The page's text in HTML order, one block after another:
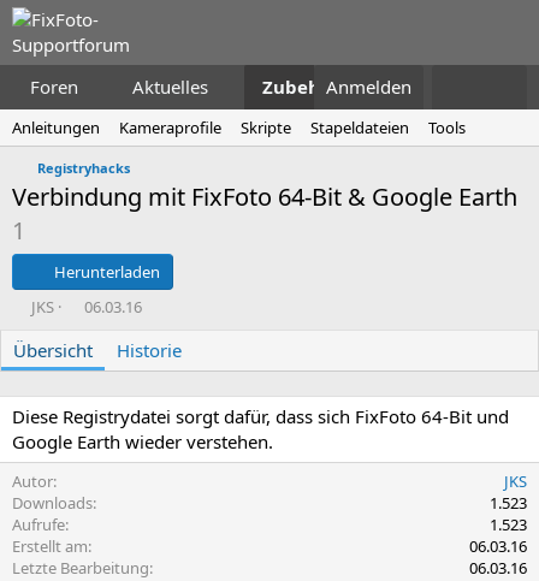
Foren Aktuelles ZubehörAnmelden
Anleitungen Kameraprofile Skripte Stapeldateien Tools
Registryhacks
Verbindung mit FixFoto 64-Bit & Google Earth
1
Herunterladen
A
t
o
r
JKS
D
t
u
m
E
r
s
e
l
u
06.03.16
Übersicht Historie
Diese Registrydatei sorgt dafür, dass sich FixFoto 64-Bit und
Google Earth wieder verstehen.
Autor
JKS
Downloads
1.523
Aufrufe
1.523
Erstellt am
06.03.16
Letzte Bearbeitung
06.03.16